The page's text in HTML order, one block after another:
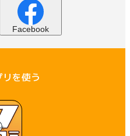
Facebook
を使う